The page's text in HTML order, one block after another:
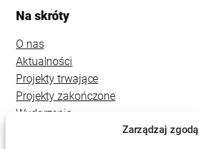
Zarządzaj zgodą
Na skróty
O nas
Aktualności
Projekty trwające
Projekty zakończone
Wydarzenia